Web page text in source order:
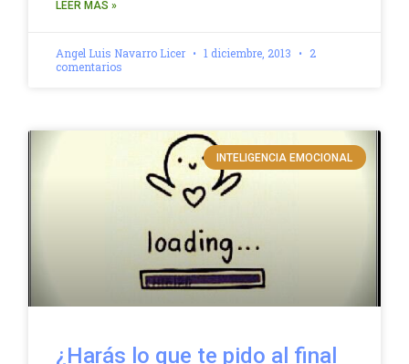
LEER MÁS »
Angel Luis Navarro Licer 1 diciembre, 2013
2
comentarios
INTELIGENCIA EMOCIONAL
¿Harás lo que te pido al final